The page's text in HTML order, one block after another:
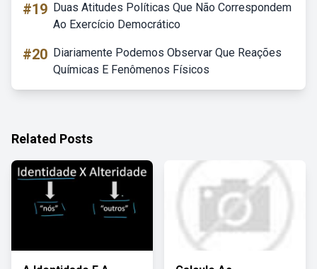
#19 Duas Atitudes Políticas Que Não Correspondem
Ao Exercício Democrático
#20 Diariamente Podemos Observar Que Reações
Químicas E Fenômenos Físicos
Related Posts